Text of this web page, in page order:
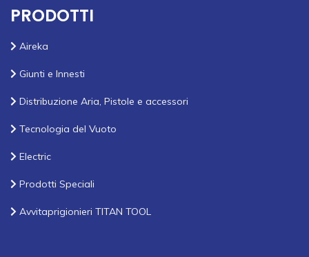
PRODOTTI
Aireka
Giunti e Innesti
Distribuzione Aria, Pistole e accessori
Tecnologia del Vuoto
Electric
Prodotti Speciali
Avvitaprigionieri TITAN TOOL